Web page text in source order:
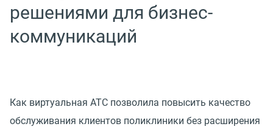
решениями для бизнес-
коммуникаций
Как виртуальная АТС позволила повысить качество
обслуживания клиентов поликлиники без расширения